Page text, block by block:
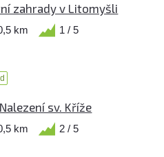
zahrady v Litomyšli
km 1 / 5
sv. Kříže
km 2 / 5